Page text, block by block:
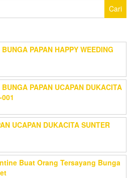
PAPAN HAPPY WEEDING
PAPAN UCAPAN DUKACITA
UCAPAN DUKACITA SUNTER
Buat Orang Tersayang Bunga